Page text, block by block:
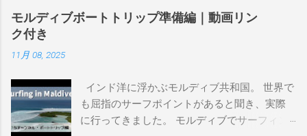
譲って、手元に無いのがほとんどだけど。 色
んなサーフボードに乗って、サーフィンの世
ーメイドビーチ 最もロングライドしてきたポ
イント スナッパー、レインボーベイ、グリ
ーンマウント、クーリービーチ、キラ、レノ
モルディブボートトリップ準備編｜動画リン
ク付き
11月 08, 2025
インド洋に浮かぶモルディブ共和国。 世界で
も屈指のサーフポイントがあると聞き、実際
に行ってきました。 モルディブでサーフィン